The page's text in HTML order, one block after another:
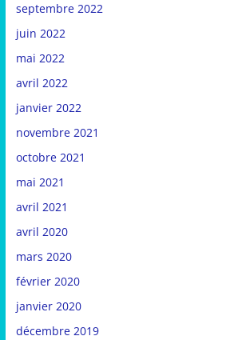
septembre 2022
juin 2022
mai 2022
avril 2022
janvier 2022
novembre 2021
octobre 2021
mai 2021
avril 2021
avril 2020
mars 2020
février 2020
janvier 2020
décembre 2019